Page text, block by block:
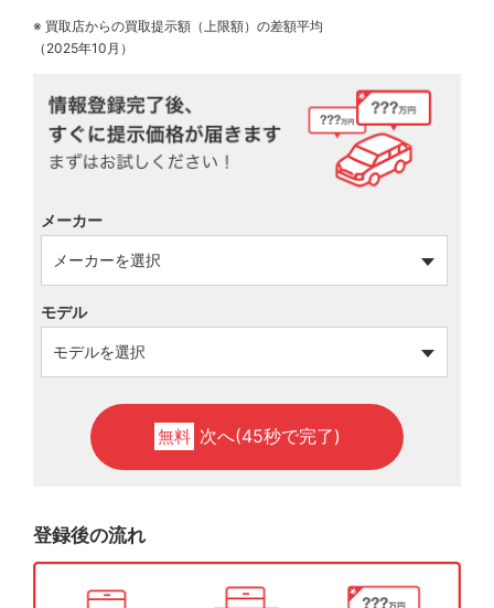
※ 買取店からの買取提示額（上限額）の差額平均
（2025年10月）
メーカー
モデル
無料 次へ(45秒で完了)
登録後の流れ